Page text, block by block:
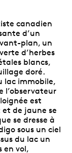
canadien
d’un
plan, un
d’herbes
blancs,
doré.
lac immobile,
l’observateur
est
et de jaune se
se dresse à
sous un ciel
du lac un
en vol,